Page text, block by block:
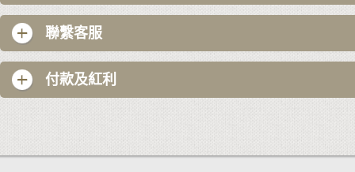
聯繫客服
付款及紅利